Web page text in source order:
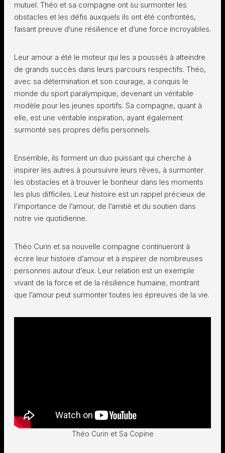
mutuel. Théo et sa compagne ont su surmonter les
obstacles et les défis auxquels ils ont été confrontés,
faisant preuve d’une résilience et d’une force incroyables.
Leur amour a été le moteur qui les a poussés à atteindre
de grands succès dans leurs parcours respectifs. Théo,
avec sa détermination et son courage, a conquis le
monde du sport paralympique, devenant un véritable
modèle pour les jeunes sportifs. Sa compagne, quant à
elle, est une véritable inspiration, ayant également
surmonté ses propres défis personnels.
Ensemble, ils forment un duo puissant qui cherche à
inspirer les autres à poursuivre leurs rêves, à surmonter
les obstacles et à trouver le bonheur dans les moments
les plus difficiles. Leur histoire est un rappel précieux de
l’importance de l’amour, de l’amitié et du soutien dans
notre vie quotidienne.
Théo Curin et sa nouvelle compagne continueront à
écrire leur histoire d’amour et à inspirer de nombreuses
personnes autour d’eux. Leur relation est un exemple
vivant de la force et de la résilience humaine, montrant
que l’amour peut surmonter toutes les épreuves de la vie.
Théo Curin et Sa Copine